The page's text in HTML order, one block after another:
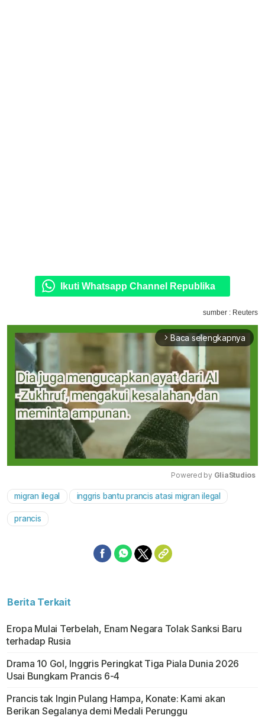
Ikuti Whatsapp Channel Republika
sumber : Reuters
arrow_forward_ios Baca selengkapnya
Mute
Powered by GliaStudios
migran ilegal inggris bantu prancis atasi migran ilegal
prancis
Berita Terkait
Eropa Mulai Terbelah, Enam Negara Tolak Sanksi Baru
terhadap Rusia
Drama 10 Gol, Inggris Peringkat Tiga Piala Dunia 2026
Usai Bungkam Prancis 6-4
Prancis tak Ingin Pulang Hampa, Konate: Kami akan
Berikan Segalanya demi Medali Perunggu